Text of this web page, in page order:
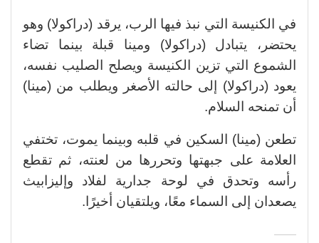
في الكنيسة التي نبذ فيها الرب، يرقد (دراكولا) وهو
يحتضر، يتبادل (دراكولا) ومينا قبلة بينما تضاء
الشموع التي تزين الكنيسة ويصلح الصليب نفسه،
يعود (دراكولا) إلى حالته الأصغر ويطلب من (مينا)
أن تمنحه السلام.
تطعن (مينا) السكين في قلبه وبينما يموت، تختفي
العلامة على جبهتها وتحررها من لعنته، ثم تقطع
رأسه وتحدق في لوحة جدارية لفلاد وإليزابيث
يصعدان إلى السماء معًا، ويلتقيان أخيرًا.